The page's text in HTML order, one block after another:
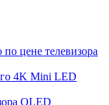
цене телевизора
4K Mini LED
OLED